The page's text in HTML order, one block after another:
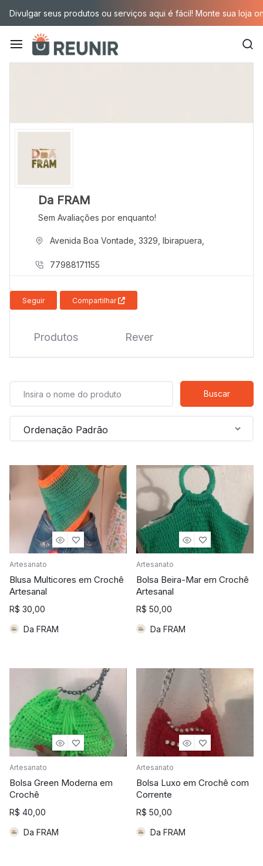
conteúdo
Divulgar seus produtos ou serviços aqui é fácil! Monte sua loja
É
tecnologia
oportunizando
trabalho
decente
para
precisa!
Da FRAM
Avenida Boa Vontade, 3329, Ibirapuera,
77988171155
Sem Avaliações por enquanto!
Compartilhar
Seguir
Produtos Rever
Artesanato
Blusa Multicores em Crochê
Artesanal
R$ 30,00
Da FRAM
Artesanato
Bolsa Beira-Mar em Crochê
Artesanal
R$ 50,00
Da FRAM
Artesanato
Bolsa Green Moderna em
Crochê
R$ 40,00
Da FRAM
Artesanato
Bolsa Luxo em Crochê com
Corrente
R$ 50,00
Da FRAM